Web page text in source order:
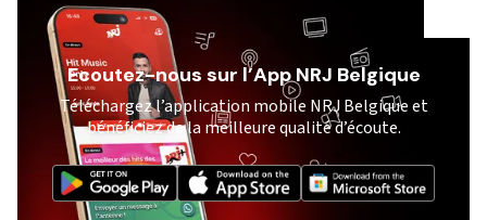
Ecoutez-nous sur l’App NRJ Belgique
Téléchargez l’application mobile NRJ Belgique et
bénéficiez de la meilleure qualité d’écoute.